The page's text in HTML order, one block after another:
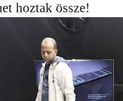
hoztak össze!